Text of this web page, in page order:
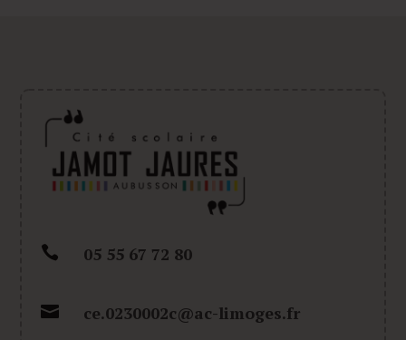
 05 55 67 72 80
 ce.0230002c@ac-limoges.fr